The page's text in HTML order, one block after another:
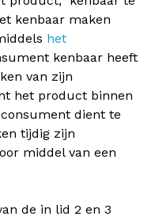
kenbaar maken
het
kenbaar heeft
van zijn
het product binnen
dient te
tijdig zijn
middel van een
de in lid 2 en 3